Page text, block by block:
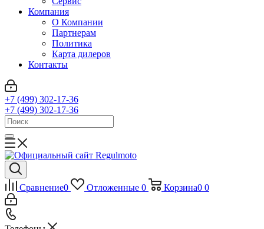
Компания
О Компании
Партнерам
Политика
Карта дилеров
Контакты
+7 (499) 302-17-36
+7 (499) 302-17-36
Сравнение0 Отложенные 0 Корзина0 0